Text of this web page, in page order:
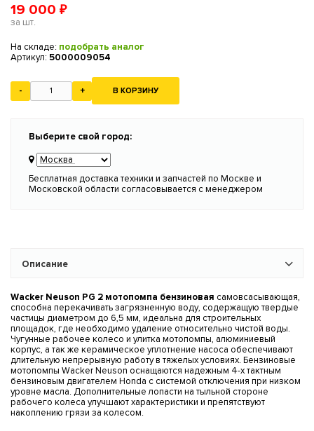
19 000 ₽
за шт.
На складе: подобрать аналог
Артикул: 5000009054
- + В КОРЗИНУ
Выберите свой город:
Бесплатная доставка техники и запчастей по Москве и
Московской области согласовывается с менеджером
Описание
Wacker Neuson PG 2 мотопомпа бензиновая самовсасывающая,
способна перекачивать загрязненную воду, содержащую твердые
частицы диаметром до 6,5 мм, идеальна для строительных
площадок, где необходимо удаление относительно чистой воды.
Чугунные рабочее колесо и улитка мотопомпы, алюминиевый
корпус, а так же керамическое уплотнение насоса обеспечивают
длительную непрерывную работу в тяжелых условиях. Бензиновые
мотопомпы Wacker Neuson оснащаются надежным 4-х тактным
бензиновым двигателем Honda с системой отключения при низком
уровне масла. Дополнительные лопасти на тыльной стороне
рабочего колеса улучшают характеристики и препятствуют
накоплению грязи за колесом.